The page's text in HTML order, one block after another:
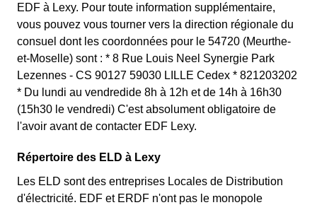
EDF à Lexy. Pour toute information supplémentaire,
vous pouvez vous tourner vers la direction régionale du
consuel dont les coordonnées pour le 54720 (Meurthe-
et-Moselle) sont : * 8 Rue Louis Neel Synergie Park
Lezennes - CS 90127 59030 LILLE Cedex * 821203202
* Du lundi au vendredide 8h à 12h et de 14h à 16h30
(15h30 le vendredi) C'est absolument obligatoire de
l'avoir avant de contacter EDF Lexy.
Répertoire des ELD à Lexy
Les ELD sont des entreprises Locales de Distribution
d'électricité. EDF et ERDF n'ont pas le monopole